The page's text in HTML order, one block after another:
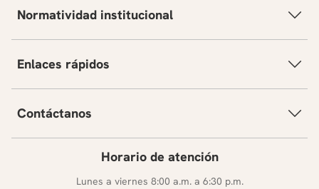
Normatividad institucional
Enlaces rápidos
Contáctanos
Horario de atención
Lunes a viernes 8:00 a.m. a 6:30 p.m.